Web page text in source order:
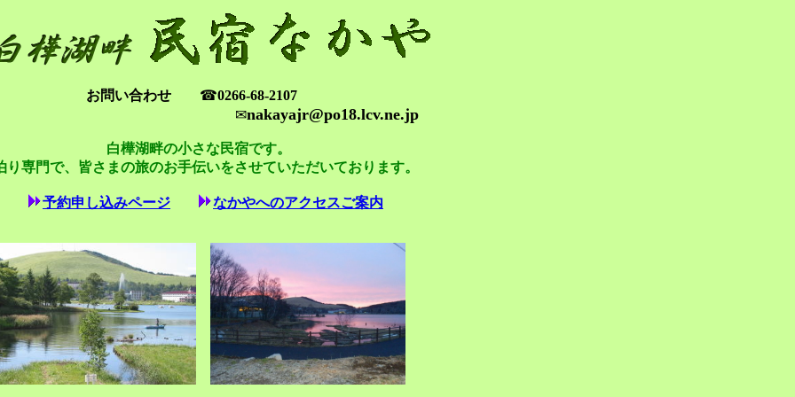
お問い合わせ ☎0266-68-2107
nakayajr@po18.lcv.ne.jp
白樺湖畔の小さな民宿です。
り専門で、皆さまの旅のお手伝いをさせていただいております。
予約申し込みページ なかやへのアクセスご案内